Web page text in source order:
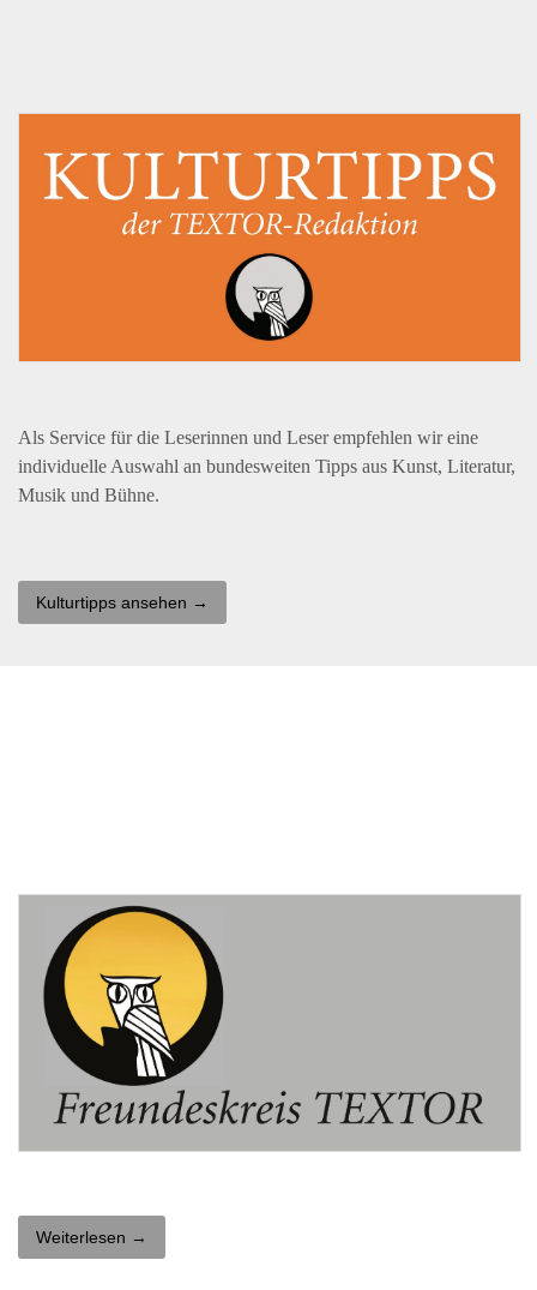
Als Service für die Leserinnen und Leser empfehlen wir eine
individuelle Auswahl an bundesweiten Tipps aus Kunst, Literatur,
Musik und Bühne.
Kulturtipps ansehen →
Weiterlesen →